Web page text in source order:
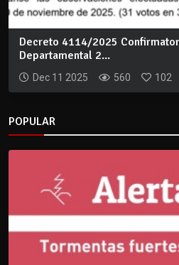
Decreto 4114/2025
Departamental 2...
Dec 11 2025 560 102
POPULAR